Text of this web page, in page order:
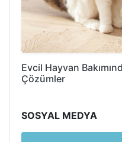
Evcil Hayvan
Çözümler
SOSYAL MEDYA